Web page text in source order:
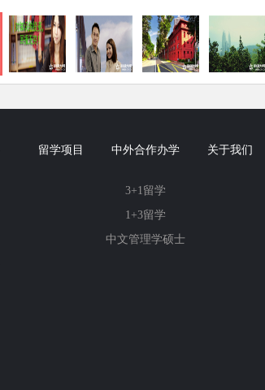
留学项目 中外合作办学
3+1留学
1+3留学
中文管理学硕士
关于我们